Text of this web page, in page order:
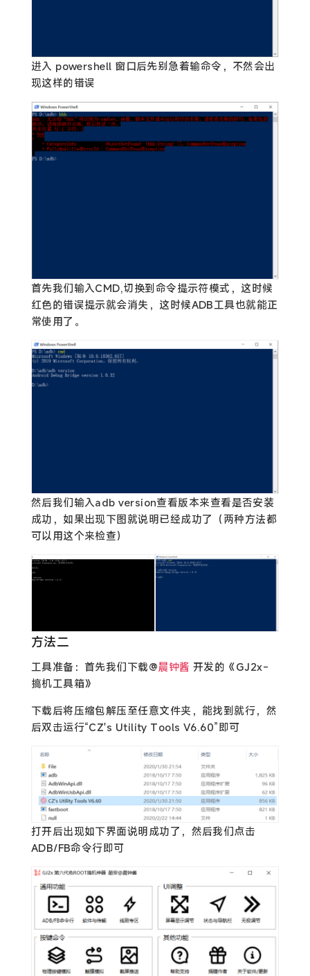
进入 powershell 窗口后先别急着输命令，不然会出
现这样的错误
首先我们输入CMD,切换到命令提示符模式，这时候
红色的错误提示就会消失，这时候ADB工具也就能正
常使用了。
然后我们输入adb version查看版本来查看是否安装
成功，如果出现下图就说明已经成功了（两种方法都
可以用这个来检查）
方法二
工具准备：首先我们下载@晨钟酱 开发的《GJ2x-
搞机工具箱》
下载后将压缩包解压至任意文件夹，能找到就行，然
后双击运行“CZ's Utility Tools V6.60”即可
打开后出现如下界面说明成功了，然后我们点击
ADB/FB命令行即可